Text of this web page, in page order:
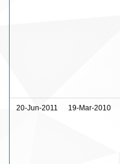
20-Jun-2011 19-Mar-2010